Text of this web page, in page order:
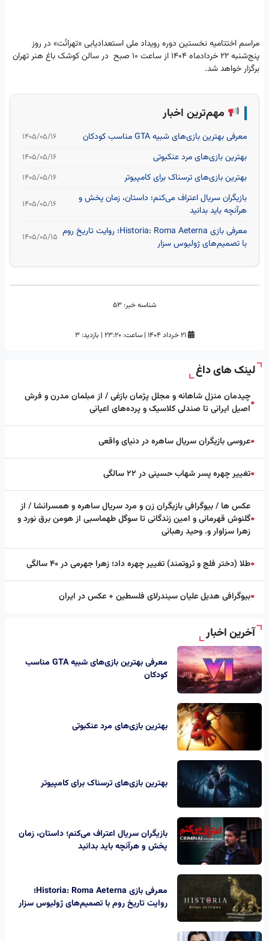
مراسم اختتامیه نخستین دوره رویداد ملی استعداد‌یابی «تهرانُت» در روز
پنج‌شنبه ۲۲ خردادماه ۱۴۰۴ از ساعت ۱۰ صبح در سالن کوشک باغ هنر تهران
برگزار خواهد شد.
مهم‌ترین اخبار
معرفی بهترین بازی‌های شبیه GTA مناسب کودکان ۱۴۰۵/۰۵/۱۶
بهترین بازی‌های مرد عنکبوتی ۱۴۰۵/۰۵/۱۶
بهترین بازی‌های ترسناک برای کامپیوتر ۱۴۰۵/۰۵/۱۶
بازیگران سریال اعتراف می‌کنم؛ داستان، زمان پخش و
هرآنچه باید بدانید
۱۴۰۵/۰۵/۱۶
معرفی بازی Historia: Roma Aeterna؛ روایت تاریخ روم
با تصمیم‌های ژولیوس سزار
۱۴۰۵/۰۵/۱۵
شناسه خبر:
۲۱ خرداد ۱۴۰۴ | ساعت: ۲۳:۲۰ | بازدید: 3
لینک های داغ
●چیدمان منزل شاهانه و مجلل پژمان بازغی / از مبلمان مدرن و فرش
اصیل ایرانی تا صندلی کلاسیک و پرده‌های اعیانی
●عروسی بازیگران سریال ساهره در دنیای واقعی
●تغییر چهره پسر شهاب حسینی در ۲۲ سالگی
●
عکس ها / بیوگرافی بازیگران زن و مرد سریال ساهره و همسرانشا / از
گلنوش قهرمانی و امین زندگانی تا سوگل طهماسبی از هومن برق نورد و
زهرا سزاوار و. وحید رهبانی
●طلا (دختر فلج و ثروتمند) تغییر چهره داد؛ زهرا جهرمی در ۴۰ سالگی
●بیوگرافی هدیل علیان سیندرلای فلسطین + عکس در ایران
آخرین اخبار
معرفی بهترین بازی‌های شبیه GTA مناسب
کودکان
بهترین بازی‌های مرد عنکبوتی
بهترین بازی‌های ترسناک برای کامپیوتر
بازیگران سریال اعتراف می‌کنم؛ داستان، زمان
پخش و هرآنچه باید بدانید
معرفی بازی Historia: Roma Aeterna؛
روایت تاریخ روم با تصمیم‌های ژولیوس سزار